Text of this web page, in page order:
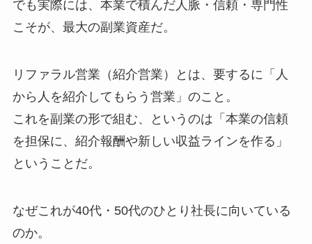
でも実際には、本業で積んだ人脈・信頼・専門性
こそが、最大の副業資産だ。
リファラル営業（紹介営業）とは、要するに「人
から人を紹介してもらう営業」のこと。
これを副業の形で組む、というのは「本業の信頼
を担保に、紹介報酬や新しい収益ラインを作る」
ということだ。
なぜこれが40代・50代のひとり社長に向いている
のか。